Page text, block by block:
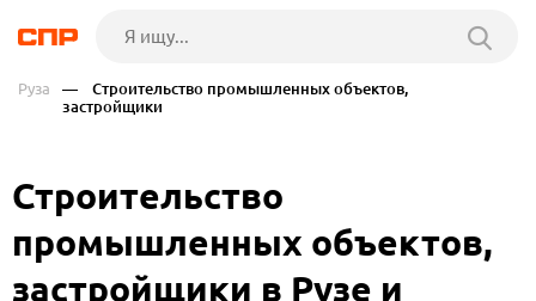
Руза
— Строительство промышленных объектов,
застройщики
Строительство
промышленных объектов,
застройщики в Рузе и